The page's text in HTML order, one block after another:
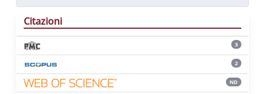
Citazioni
3
2
ND